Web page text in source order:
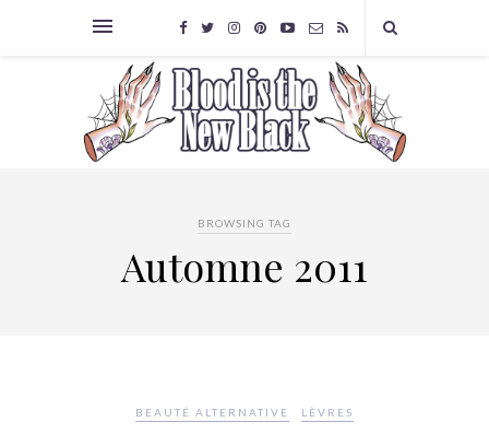
BROWSING TAG
Automne 2011
BEAUTÉ ALTERNATIVE LÈVRES